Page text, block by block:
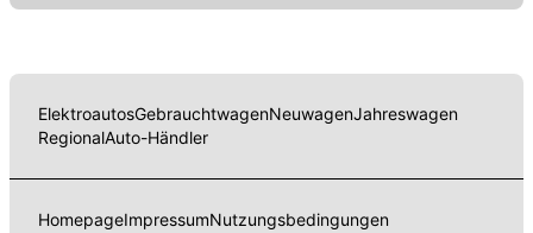
ElektroautosGebrauchtwagenNeuwagenJahreswagen
RegionalAuto-Händler
HomepageImpressumNutzungsbedingungen